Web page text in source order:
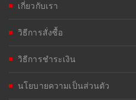
เกี่ยวกับเรา
วิธีการสั่งซื้อ
วิธีการชำระเงิน
นโยบายความเป็นส่วนตัว